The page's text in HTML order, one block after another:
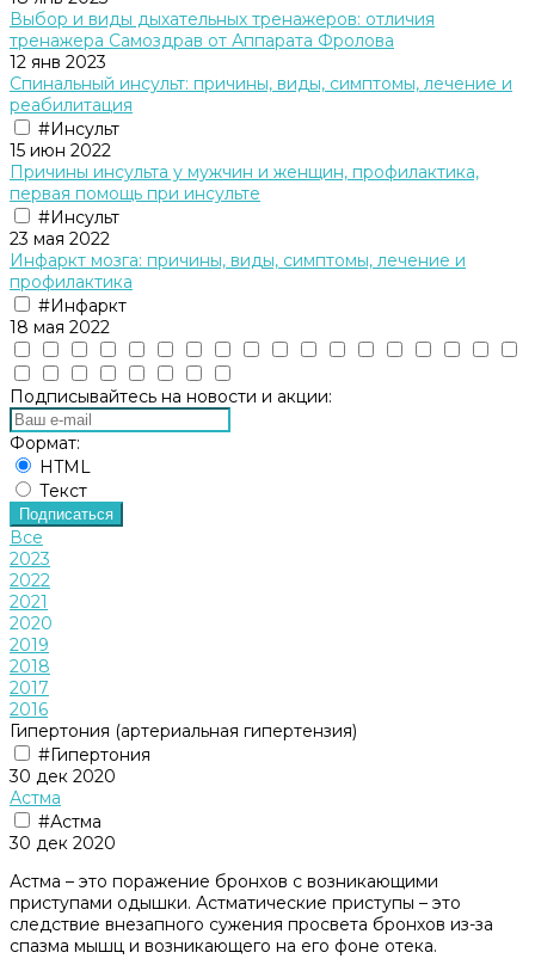
Выбор и виды дыхательных тренажеров: отличия
тренажера Cамоздрав от Аппарата Фролова
12 янв 2023
Спинальный инсульт: причины, виды, симптомы, лечение и
реабилитация
#Инсульт
15 июн 2022
Причины инсульта у мужчин и женщин, профилактика,
первая помощь при инсульте
#Инсульт
23 мая 2022
Инфаркт мозга: причины, виды, симптомы, лечение и
профилактика
#Инфаркт
18 мая 2022
Подписывайтесь на новости и акции:
Формат:
HTML
Текст
Подписаться
Все
2023
2022
2021
2020
2019
2018
2017
2016
Гипертония (артериальная гипертензия)
#Гипертония
30 дек 2020
Астма
#Астма
30 дек 2020
Астма – это поражение бронхов с возникающими
приступами одышки. Астматические приступы – это
следствие внезапного сужения просвета бронхов из-за
спазма мышц и возникающего на его фоне отека.